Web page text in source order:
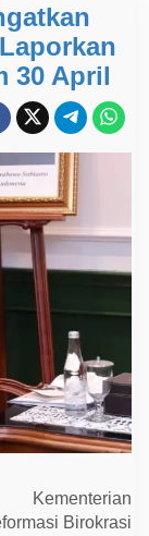
30 April
Birokrasi